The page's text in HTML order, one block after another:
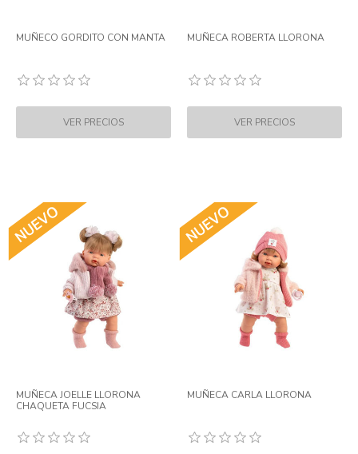
MUÑECO GORDITO CON MANTA MUÑECA ROBERTA LLORONA
MUÑECA JOELLE LLORONA
CHAQUETA FUCSIA
MUÑECA CARLA LLORONA